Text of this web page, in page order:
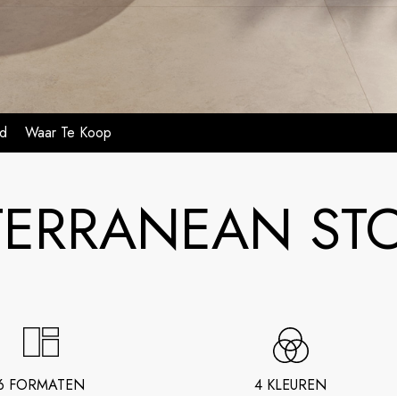
Waar Te Koop
FORMATEN 4 KLEUREN